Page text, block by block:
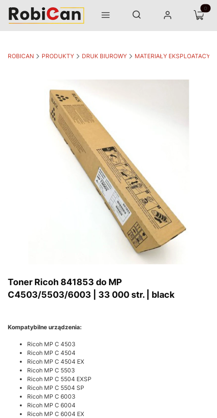
Menu Otwórz wyszukiwarkę
Szukaj Zaloguj się Koszyk
ROBICAN PRODUKTY DRUK BIUROWY MATERIAŁY
Toner Ricoh 841853 do MP
C4503/5503/6003 | 33 000 str. | black
Kompatybilne urządzenia:
Ricoh MP C 4503
Ricoh MP C 4504
Ricoh MP C 4504 EX
Ricoh MP C 5503
Ricoh MP C 5504 EXSP
Ricoh MP C 5504 SP
Ricoh MP C 6003
Ricoh MP C 6004
Ricoh MP C 6004 EX